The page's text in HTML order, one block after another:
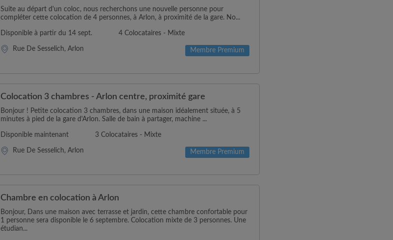
Suite au départ d'un coloc, nous recherchons une nouvelle personne pour
compléter cette colocation de 4 personnes, à Arlon, à proximité de la gare. No...
Disponible à partir du 14 sept. 4 Colocataires - Mixte
Rue De Sesselich, Arlon Membre Premium
Colocation 3 chambres - Arlon centre, proximité gare
Bonjour ! Petite colocation 3 chambres, dans une maison idéalement située, à 5
minutes à pied de la gare d'Arlon. Salle de bain à partager, machine ...
Disponible maintenant 3 Colocataires - Mixte
Rue De Sesselich, Arlon Membre Premium
Chambre en colocation à Arlon
Bonjour, Dans une maison avec terrasse et jardin, cette chambre confortable pour
1 personne sera disponible le 6 septembre. Colocation mixte de 3 personnes. Une
étudian...